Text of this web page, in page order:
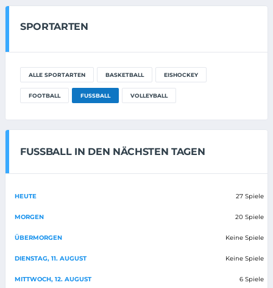
SPORTARTEN
ALLE SPORTARTEN BASKETBALL EISHOCKEY
FOOTBALL FUSSBALL VOLLEYBALL
FUSSBALL IN DEN NÄCHSTEN TAGEN
HEUTE 27 Spiele
MORGEN 20 Spiele
ÜBERMORGEN Keine Spiele
DIENSTAG, 11. AUGUST Keine Spiele
MITTWOCH, 12. AUGUST 6 Spiele